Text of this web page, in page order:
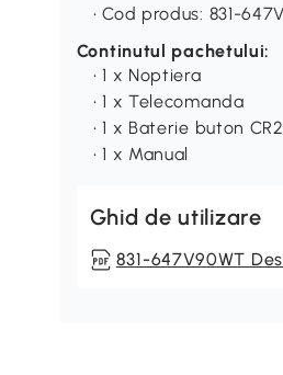
• Cod produs: 831-
Continutul pachetului:
• 1 x Noptiera
• 1 x Telecomanda
• 1 x Baterie buton
• 1 x Manual
Ghid de utilizare
831-647V90WT